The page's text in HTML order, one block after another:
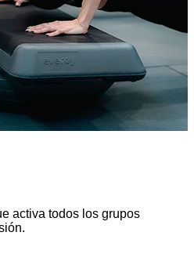
activa todos los grupos